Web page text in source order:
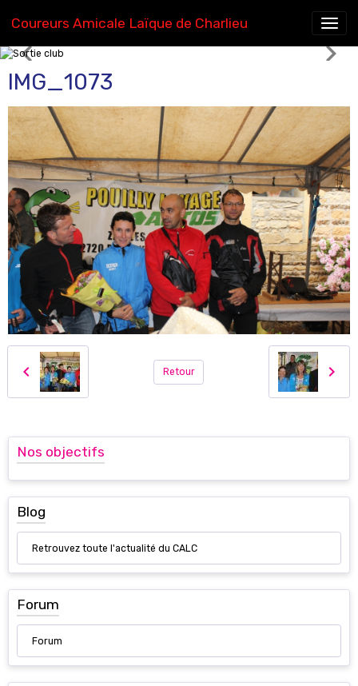
Coureurs Amicale Laïque de Charlieu
IMG_1073
Retour
Nos objectifs
Blog
Retrouvez toute l'actualité du CALC
Forum
Forum